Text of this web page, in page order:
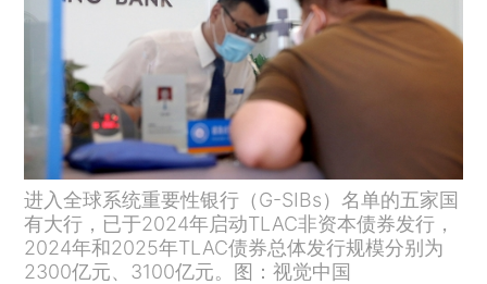
进入全球系统重要性银行（G-SIBs）名单的五家国
有大行，已于2024年启动TLAC非资本债券发行，
2024年和2025年TLAC债券总体发行规模分别为
2300亿元、3100亿元。图：视觉中国